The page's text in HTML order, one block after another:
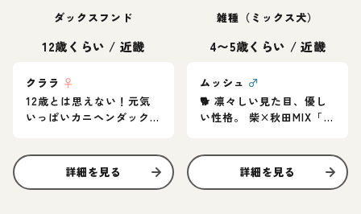
ダックスフンド
12歳くらい / 近畿
クララ ♀
12歳とは思えない！元気
いっぱいカニヘンダック
詳細を見る
雑種（ミックス犬）
4〜5歳くらい / 近畿
ムッシュ ♂
🐕 凛々しい見た目、優し
い性格。 柴×秋田MIX「ム
詳細を見る